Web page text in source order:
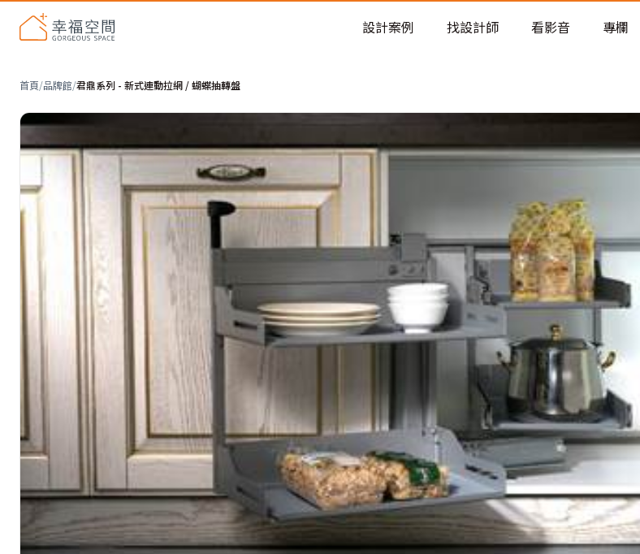
老屋預算分配與高 CP 值煥新術
設計案例 找設計師 看影音 專欄
首頁/品牌館/君鼎系列 - 新式連動拉網 / 蝴蝶抽轉盤